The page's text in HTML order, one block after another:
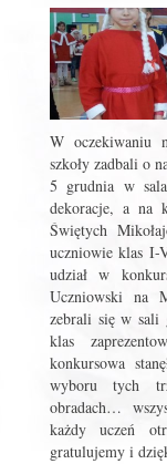
W oczekiwaniu
szkoły zadbali o
5 grudnia w
dekoracje, a na
Świętych
uczniowie klas I-
udział w
Uczniowski na
zebrali się w sali
klas
konkursowa
wyboru tych
obradach…
każdy uczeń
gratulujemy i